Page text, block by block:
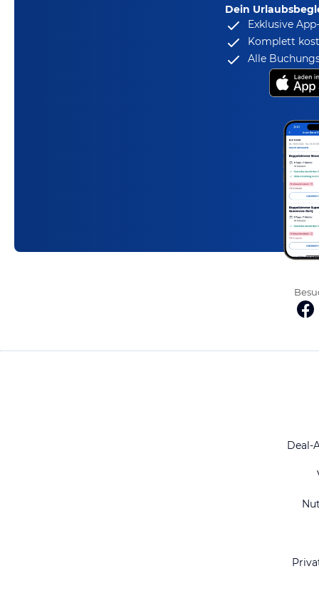
Dein
Exklusive
Komplett
Alle
Deal-